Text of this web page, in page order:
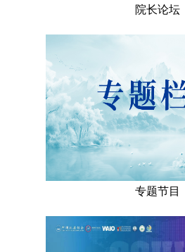
院长论坛
专题节目